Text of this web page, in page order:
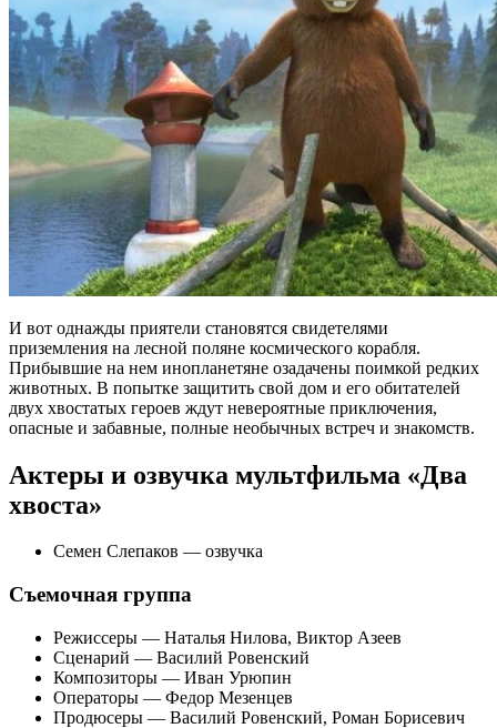
И вот однажды приятели становятся свидетелями
приземления на лесной поляне космического корабля.
Прибывшие на нем инопланетяне озадачены поимкой редких
животных. В попытке защитить свой дом и его обитателей
двух хвостатых героев ждут невероятные приключения,
опасные и забавные, полные необычных встреч и знакомств.
Актеры и озвучка мультфильма «Два
хвоста»
Семен Слепаков — озвучка
Съемочная группа
Режиссеры — Наталья Нилова, Виктор Азеев
Сценарий — Василий Ровенский
Композиторы — Иван Урюпин
Операторы — Федор Мезенцев
Продюсеры — Василий Ровенский, Роман Борисевич